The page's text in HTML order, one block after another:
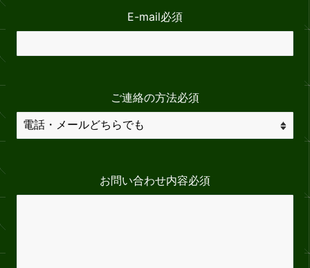
E-mail必須
ご連絡の方法必須
お問い合わせ内容必須